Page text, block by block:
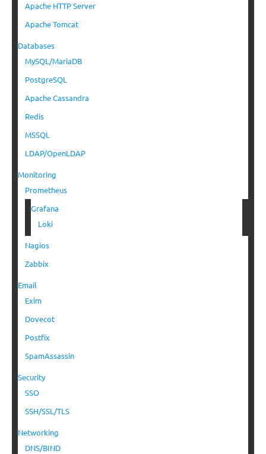
Apache HTTP Server
Apache Tomcat
Databases
MySQL/MariaDB
PostgreSQL
Apache Cassandra
Redis
MSSQL
LDAP/OpenLDAP
Monitoring
Prometheus
Grafana
Loki
Nagios
Zabbix
Email
Exim
Dovecot
Postfix
SpamAssassin
Security
SSO
SSH/SSL/TLS
Networking
DNS/BIND